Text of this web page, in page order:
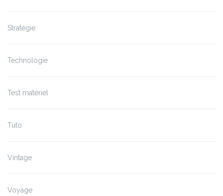
Stratégie
Technologie
Test matériel
Tuto
Vintage
Voyage